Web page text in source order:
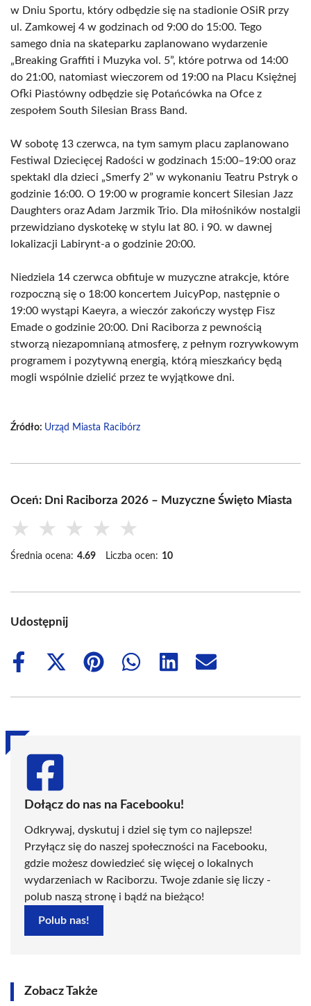
w Dniu Sportu, który odbędzie się na stadionie OSiR przy
ul. Zamkowej 4 w godzinach od 9:00 do 15:00. Tego
samego dnia na skateparku zaplanowano wydarzenie
„Breaking Graffiti i Muzyka vol. 5”, które potrwa od 14:00
do 21:00, natomiast wieczorem od 19:00 na Placu Księżnej
Ofki Piastówny odbędzie się Potańcówka na Ofce z
zespołem South Silesian Brass Band.
W sobotę 13 czerwca, na tym samym placu zaplanowano
Festiwal Dziecięcej Radości w godzinach 15:00–19:00 oraz
spektakl dla dzieci „Smerfy 2” w wykonaniu Teatru Pstryk o
godzinie 16:00. O 19:00 w programie koncert Silesian Jazz
Daughters oraz Adam Jarzmik Trio. Dla miłośników nostalgii
przewidziano dyskotekę w stylu lat 80. i 90. w dawnej
lokalizacji Labirynt-a o godzinie 20:00.
Niedziela 14 czerwca obfituje w muzyczne atrakcje, które
rozpoczną się o 18:00 koncertem JuicyPop, następnie o
19:00 wystąpi Kaeyra, a wieczór zakończy występ Fisz
Emade o godzinie 20:00. Dni Raciborza z pewnością
stworzą niezapomnianą atmosferę, z pełnym rozrywkowym
programem i pozytywną energią, którą mieszkańcy będą
mogli wspólnie dzielić przez te wyjątkowe dni.
Źródło: Urząd Miasta Racibórz
Oceń: Dni Raciborza 2026 – Muzyczne Święto Miasta
★ ★ ★ ★ ★
Średnia ocena: 4.69 Liczba ocen: 10
Udostępnij
Share
Share
(Twitter)
Share
Share
Share
Share
Dołącz do nas na Facebooku!
Odkrywaj, dyskutuj i dziel się tym co najlepsze!
Przyłącz się do naszej społeczności na Facebooku,
gdzie możesz dowiedzieć się więcej o lokalnych
wydarzeniach w Raciborzu. Twoje zdanie się liczy -
polub naszą stronę i bądź na bieżąco!
Polub nas!
Zobacz Także